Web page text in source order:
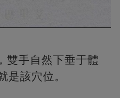
雙手自然下垂于體
是該穴位。